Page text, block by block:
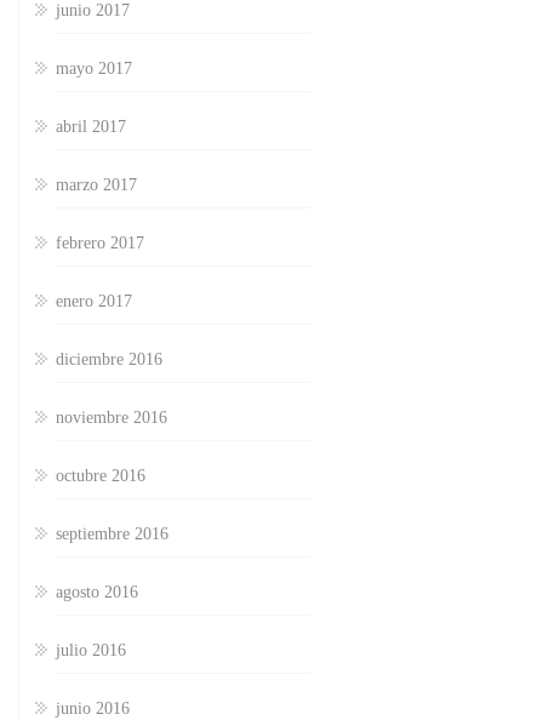
junio 2017
mayo 2017
abril 2017
marzo 2017
febrero 2017
enero 2017
diciembre 2016
noviembre 2016
octubre 2016
septiembre 2016
agosto 2016
julio 2016
junio 2016